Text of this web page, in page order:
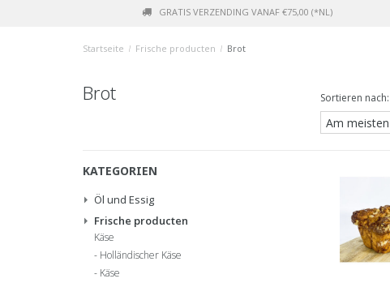
GRATIS VERZENDING VANAF €75,00 (*NL)
Startseite / Frische producten / Brot
Brot Sortieren nach:
KATEGORIEN
Öl und Essig
Frische producten
Käse
Holländischer Käse
Käse